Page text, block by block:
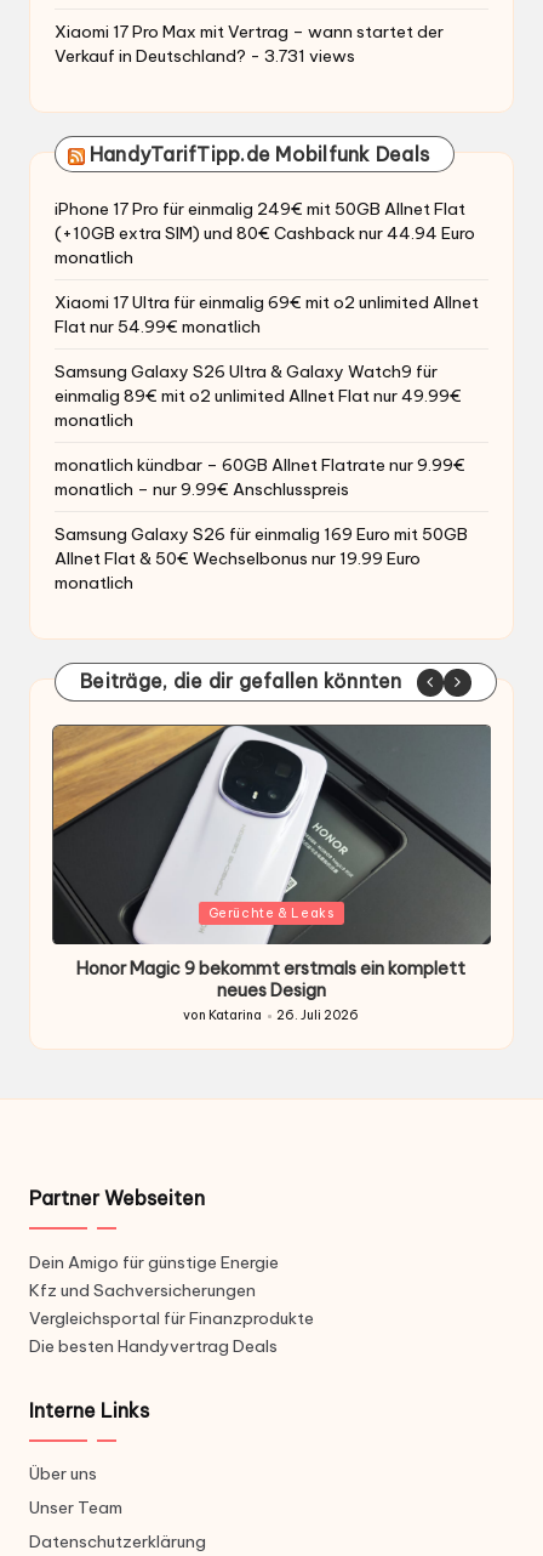
Xiaomi 17 Pro Max mit Vertrag – wann startet der
Verkauf in Deutschland? - 3.731 views
HandyTarifTipp.de Mobilfunk Deals
iPhone 17 Pro für einmalig 249€ mit 50GB Allnet Flat
(+10GB extra SIM) und 80€ Cashback nur 44.94 Euro
monatlich
Xiaomi 17 Ultra für einmalig 69€ mit o2 unlimited Allnet
Flat nur 54.99€ monatlich
Samsung Galaxy S26 Ultra & Galaxy Watch9 für
einmalig 89€ mit o2 unlimited Allnet Flat nur 49.99€
monatlich
monatlich kündbar – 60GB Allnet Flatrate nur 9.99€
monatlich – nur 9.99€ Anschlusspreis
Samsung Galaxy S26 für einmalig 169 Euro mit 50GB
Allnet Flat & 50€ Wechselbonus nur 19.99 Euro
monatlich
Beiträge, die dir gefallen könnten
Gepostet
Gerüchte & Leaks
Honor Magic 9 bekommt erstmals ein komplett
neues Design
von
von Katarina 26. Juli 2026
Partner Webseiten
Dein Amigo für günstige Energie
Kfz und Sachversicherungen
Vergleichsportal für Finanzprodukte
Die besten Handyvertrag Deals
Interne Links
Über uns
Unser Team
Datenschutzerklärung